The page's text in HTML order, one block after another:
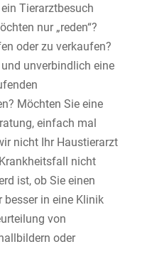
Tierarztbesuch
nur „reden“?
oder zu verkaufen?
unverbindlich eine
Möchten Sie eine
einfach mal
nicht Ihr Haustierarzt
nicht
ist, ob Sie einen
in eine Klinik
von
oder